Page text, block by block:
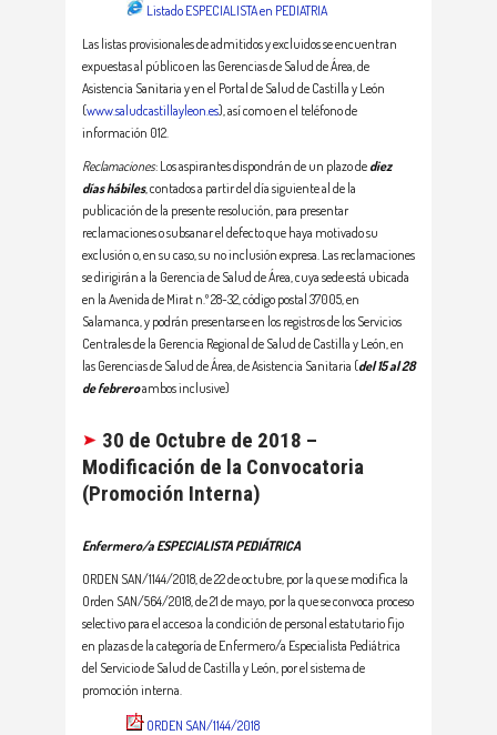
Listado ESPECIALISTA en PEDIATRIA
Las listas provisionales de admitidos y excluidos se encuentran
expuestas al público en las Gerencias de Salud de Área, de
Asistencia Sanitaria y en el Portal de Salud de Castilla y León
(www.saludcastillayleon.es), así como en el teléfono de
información 012.
Reclamaciones: Los aspirantes dispondrán de un plazo de diez
días hábiles, contados a partir del día siguiente al de la
publicación de la presente resolución, para presentar
reclamaciones o subsanar el defecto que haya motivado su
exclusión o, en su caso, su no inclusión expresa. Las reclamaciones
se dirigirán a la Gerencia de Salud de Área, cuya sede está ubicada
en la Avenida de Mirat n.º 28-32, código postal 37005, en
Salamanca, y podrán presentarse en los registros de los Servicios
Centrales de la Gerencia Regional de Salud de Castilla y León, en
las Gerencias de Salud de Área, de Asistencia Sanitaria (del 15 al 28
de febreroambos inclusive)
30 de Octubre de 2018 –
Modificación de la Convocatoria
(Promoción Interna)
Enfermero/a ESPECIALISTA PEDIÁTRICA
ORDEN SAN/1144/2018, de 22 de octubre, por la que se modifica la
Orden SAN/564/2018, de 21 de mayo, por la que se convoca proceso
selectivo para el acceso a la condición de personal estatutario fijo
en plazas de la categoría de Enfermero/a Especialista Pediátrica
del Servicio de Salud de Castilla y León, por el sistema de
promoción interna.
ORDEN SAN/1144/2018